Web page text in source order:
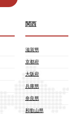
関西
滋賀県
京都府
大阪府
兵庫県
奈良県
和歌山県